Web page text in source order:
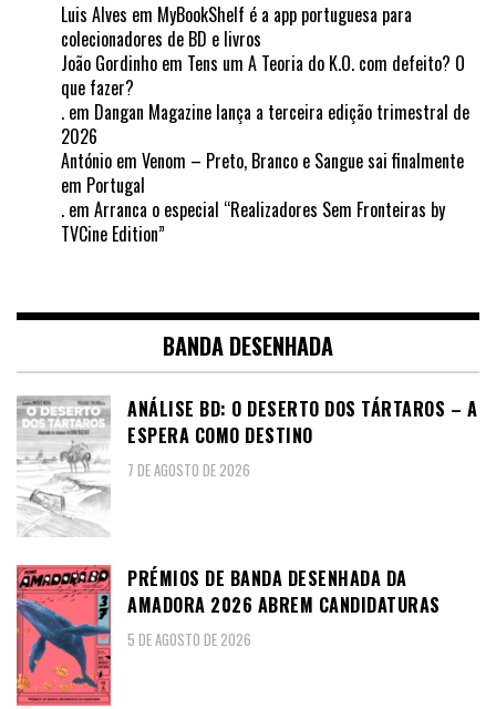
Luis Alves em MyBookShelf é a app portuguesa para
colecionadores de BD e livros
João Gordinho em Tens um A Teoria do K.O. com defeito? O
que fazer?
. em Dangan Magazine lança a terceira edição trimestral de
2026
António em Venom – Preto, Branco e Sangue sai finalmente
em Portugal
. em Arranca o especial “Realizadores Sem Fronteiras by
TVCine Edition”
BANDA DESENHADA
ANÁLISE BD: O DESERTO DOS TÁRTAROS – A
ESPERA COMO DESTINO
7 DE AGOSTO DE 2026
PRÉMIOS DE BANDA DESENHADA DA
AMADORA 2026 ABREM CANDIDATURAS
5 DE AGOSTO DE 2026